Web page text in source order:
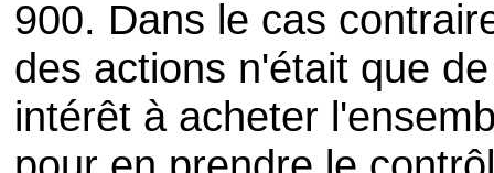
900. Dans le cas
des actions n'était que
intérêt à acheter